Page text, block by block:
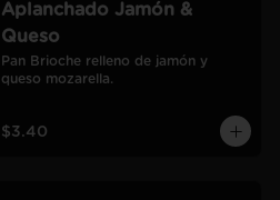
Aplanchado Jamón &
Queso
Pan Brioche relleno de jamón y
queso mozarella.
$3.40